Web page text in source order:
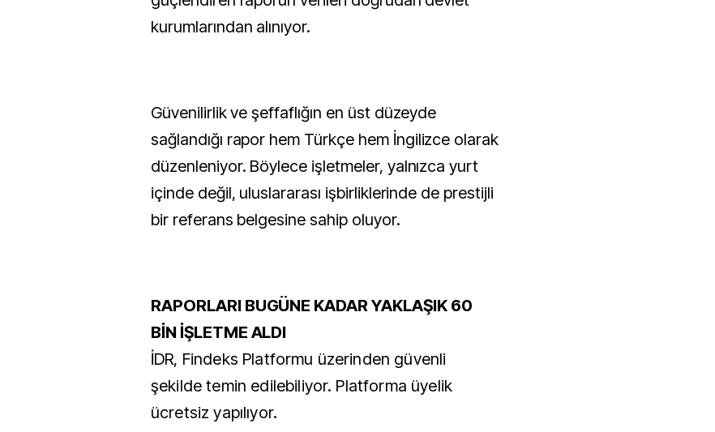
kurumlarından alınıyor.
Güvenilirlik ve şeffaflığın en üst düzeyde
sağlandığı rapor hem Türkçe hem İngilizce olarak
düzenleniyor. Böylece işletmeler, yalnızca yurt
içinde değil, uluslararası işbirliklerinde de prestijli
bir referans belgesine sahip oluyor.
RAPORLARI BUGÜNE KADAR YAKLAŞIK 60
BİN İŞLETME ALDI
İDR, Findeks Platformu üzerinden güvenli
şekilde temin edilebiliyor. Platforma üyelik
ücretsiz yapılıyor.